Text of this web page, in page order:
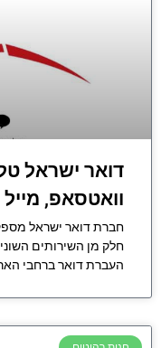
דואר ישראל
וואטסאפ, מייל
חברת דואר ישראל
חלק מן השירותים
העברת דואר ברחבי